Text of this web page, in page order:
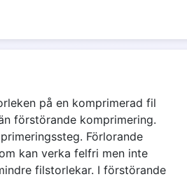
på en komprimerad fil
förstörande komprimering.
Förlorande
kan verka felfri men inte
filstorlekar. I förstörande